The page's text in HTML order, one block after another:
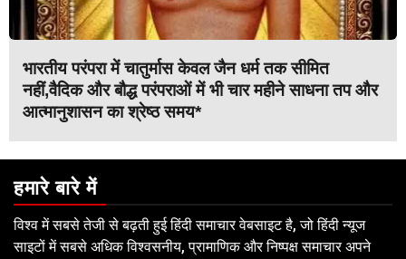
भारतीय परंपरा में चातुर्मास केवल जैन धर्म तक सीमित
नहीं,वैदिक और बौद्ध परंपराओं में भी चार महीने साधना तप और
आत्मानुशासन का श्रेष्ठ समय*
हमारे बारे में
विश्व में सबसे तेजी से बढ़ती हुई हिंदी समाचार वेबसाइट है, जो हिंदी न्यूज
साइटों में सबसे अधिक विश्वसनीय, प्रामाणिक और निष्पक्ष समाचार अपने